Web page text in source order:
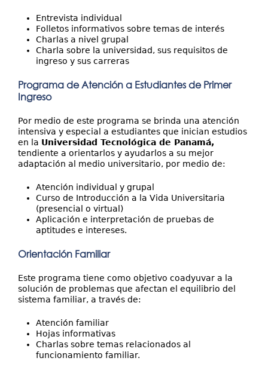
Entrevista individual
Folletos informativos sobre temas de interés
Charlas a nivel grupal
Charla sobre la universidad, sus requisitos de
ingreso y sus carreras
Programa de Atención a Estudiantes de Primer
Ingreso
Por medio de este programa se brinda una atención
intensiva y especial a estudiantes que inician estudios
en la Universidad Tecnológica de Panamá,
tendiente a orientarlos y ayudarlos a su mejor
adaptación al medio universitario, por medio de:
Atención individual y grupal
Curso de Introducción a la Vida Universitaria
(presencial o virtual)
Aplicación e interpretación de pruebas de
aptitudes e intereses.
Orientación Familiar
Este programa tiene como objetivo coadyuvar a la
solución de problemas que afectan el equilibrio del
sistema familiar, a través de:
Atención familiar
Hojas informativas
Charlas sobre temas relacionados al
funcionamiento familiar.